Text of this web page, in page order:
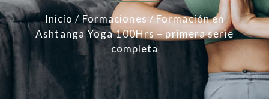
Inicio / Formaciones / Formación en
Ashtanga Yoga 100Hrs – primera serie
completa